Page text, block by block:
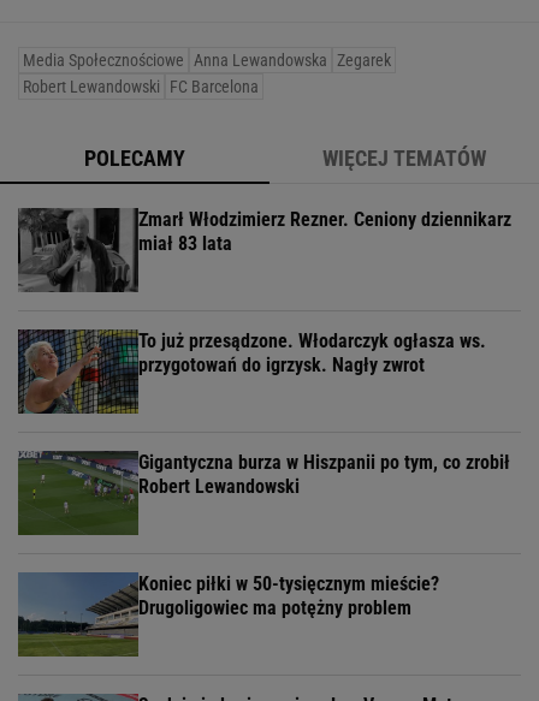
Media Społecznościowe Anna Lewandowska
Zegarek
Robert Lewandowski
FC Barcelona
POLECAMY WIĘCEJ TEMATÓW
Zmarł Włodzimierz Rezner. Ceniony dziennikarz
miał 83 lata
To już przesądzone. Włodarczyk ogłasza ws.
przygotowań do igrzysk. Nagły zwrot
Gigantyczna burza w Hiszpanii po tym, co zrobił
Robert Lewandowski
Koniec piłki w 50-tysięcznym mieście?
Drugoligowiec ma potężny problem